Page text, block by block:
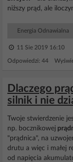
niższy prąd, ale
Energia Odnawialna
11 Sie 2019 16:10
Odpowiedzi: 44
Dlaczego
silnik i nie
Twoje stwierdzenie
np. bocznikowej
"prądnica", na
drutu a więc i małej
od napięcia